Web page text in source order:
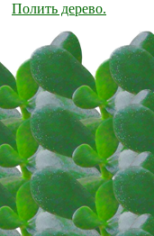
Полить дерево.